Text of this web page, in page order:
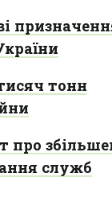
тонн
про
служб